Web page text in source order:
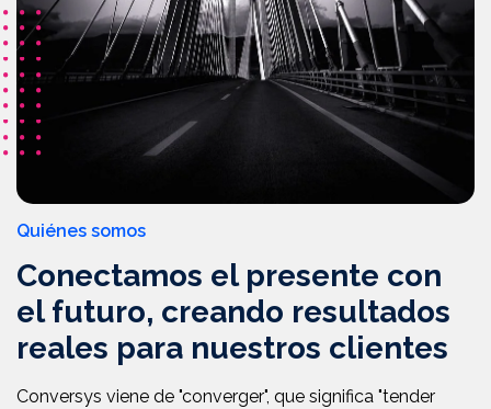
Quiénes somos
Conectamos el presente con
el futuro, creando resultados
reales para nuestros clientes
Conversys viene de "converger", que significa "tender